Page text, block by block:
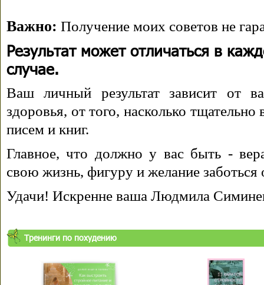
Важно: Получение моих советов не
Результат может отличаться в
случае.
Ваш личный результат зависит от
здоровья, от того, насколько
писем и книг.
Главное, что должно у вас быть -
свою жизнь, фигуру и желание заботься
Удачи! Искренне ваша Людмила
Тренинги по похудению